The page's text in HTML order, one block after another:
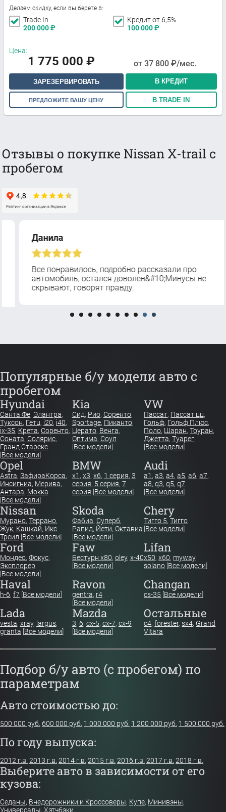
Делаем скидку, если вы берете в:
Trade In
200 000₽
Кредит от 6,5%
100 000₽
Цена:
1 775 000 ₽ от 37 800 ₽/мес.
ЗАРЕЗЕРВИРОВАТЬ В КРЕДИТ
ПРЕДЛОЖИТЕ ВАШУ ЦЕНУ В TRADE IN
Отзывы о покупке Nissan X-trail с
пробегом
Данила
Все понравилось, подробно рассказали про
автомобиль, остался доволен&#10;Минусы не
скрывают, говорят правду.
Популярные б/у модели авто с
пробегом
Hyundai
Санта Фе Элантра
Туксон,Гетц,i20,i40
ix-35,Крета,Соренто
Соната,Солярис,
Гранд Старекс
[Все модели]
Kia
Сид Рио Соренто
Sportage,Пиканто,
Церато,Венга,
Оптима,Соул
[Все модели]
VW
Пассат Пассат цц
Гольф,Гольф Плюс
Поло,Шаран,Тоуран
Джетта,Туарег
[Все модели]
Opel
Astra ЗафираКорса
Инсигниа,Мерива,
Антара,Мокка
[Все модели]
BMW
x1 x3 x6 1 серия 3
серия,5 серия,7
серия [Все модели]
Audi
a1 a3 a4 a5 a6 a7
a8,q3,q5,q7
[Все модели]
Nissan
Мурано Террано
Жук,Кашкай,Икс
Треил[Все модели]
Skoda
Фабиа Суперб
Рапид,Йети,Октавиа
[Все модели]
Chery
Тигго 5 ,Тигго
[Все модели]
Ford
Мондео Фокус
Эксплорер
[Все модели]
Faw
Бестурн х80 oley, x-40
[Все модели]
Lifan
x50 ,x60 myway,
solano[Все модели]
Haval
h-6 f7 [Все модели]
Ravon
gentra r4
[Все модели]
Changan
cs-35 [Все модели]
Lada
vesta xray, largus
granta[Все модели]
Mazda
3 6 cx-5 cx-7 cx-9
[Все модели]
Остальные
c4 ,forester, sx4 Grand
Vitara
Подбор б/у авто (с пробегом) по
параметрам
Авто стоимостью до:
500 000 руб. 600 000 руб. 1 000 000 руб. 1 200 000 руб. 1 500 000 руб.
По году выпуска:
2012 г.в. 2013 г.в. 2014 г.в. 2015 г.в. 2016 г.в. 2017 г.в. 2018 г.в.
Выберите авто в зависимости от его
кузова:
Седаны Внедорожники и Кроссоверы Купе Минивэны
Универсалы, Хэтчбэки